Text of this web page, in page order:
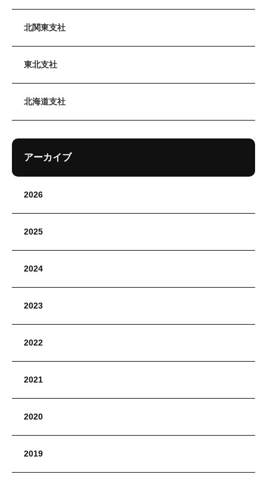
北関東支社
東北支社
北海道支社
アーカイブ
2026
2025
2024
2023
2022
2021
2020
2019